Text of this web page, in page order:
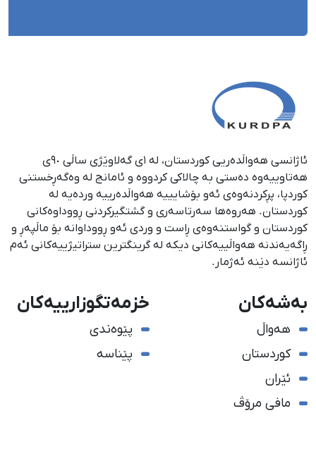
ئاژانسی هەواڵدەریی کوردستان، لە ١ی گەلاوێژی ساڵی ٩٠ی
هەتاوییەوە دەستی بە چالاکی کردووە و ئامانج لە وەگەڕخستنی
كوردپا، پڕكردنەوەی ئەو بۆشایییە هەواڵدەرییە وردەیە لە
كوردستان. هەروەها سەرتاسەری و گشتگیركردنی ڕووداوەكانی
كوردستان و گواستنەوەی ڕاست و وردی ئەو ڕووداوانە بۆ ماڵپەڕ و
ڕاگەیەندنە هەواڵییەكانی دیكە لە گرینگترین ستراتیژییەكانی ئەم
ئاژانسە دێنە ئەژمار.
بەشەکان
هەواڵ
کوردستان
ئێران
مافی مرۆڤ
خزمەتگوزارییەکان
پێوەندی
پێناسە